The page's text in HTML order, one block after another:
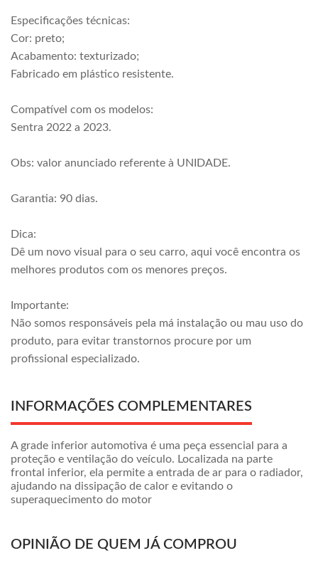
Especificações técnicas:
Cor: preto;
Acabamento: texturizado;
Fabricado em plástico resistente.
Compatível com os modelos:
Sentra 2022 a 2023.
Obs: valor anunciado referente à UNIDADE.
Garantia: 90 dias.
Dica:
Dê um novo visual para o seu carro, aqui você encontra os
melhores produtos com os menores preços.
Importante:
Não somos responsáveis pela má instalação ou mau uso do
produto, para evitar transtornos procure por um
profissional especializado.
INFORMAÇÕES COMPLEMENTARES
A grade inferior automotiva é uma peça essencial para a
proteção e ventilação do veículo. Localizada na parte
frontal inferior, ela permite a entrada de ar para o radiador,
ajudando na dissipação de calor e evitando o
superaquecimento do motor
OPINIÃO DE QUEM JÁ COMPROU